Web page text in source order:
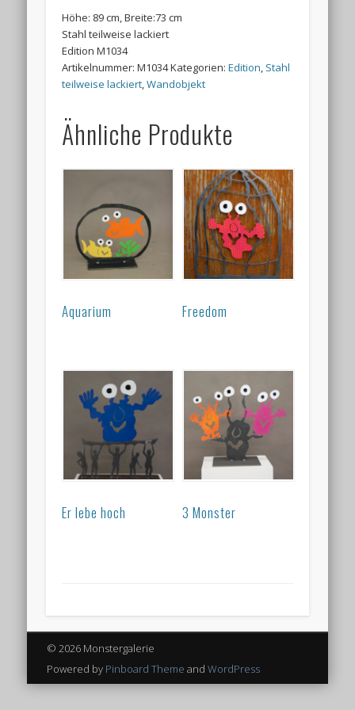
Höhe: 89 cm, Breite:73 cm
Stahl teilweise lackiert
Edition M1034
Artikelnummer:M1034Kategorien:Edition, Stahl
teilweise lackiert,Wandobjekt
Ähnliche Produkte
Aquarium Freedom
Er lebe hoch 3 Monster
© 2026 Monstergalerie
Powered by Pinboard Theme and WordPress